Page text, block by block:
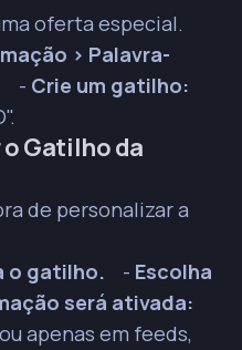
oferta especial.
> Palavra-
- Crie um gatilho:
Gatilho da
de personalizar a
o gatilho. - Escolha
será ativada:
apenas em feeds,